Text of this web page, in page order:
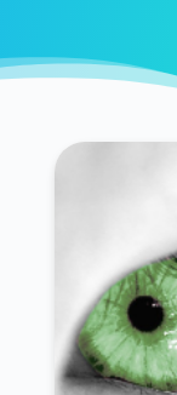
Aulnoy 77120
Bagneaux-
Bannost-
Barbizon
Beauchery-
Beaumont-
Beautheil
Bellot 77510
Beton-
Blandy 77115
Boisdon